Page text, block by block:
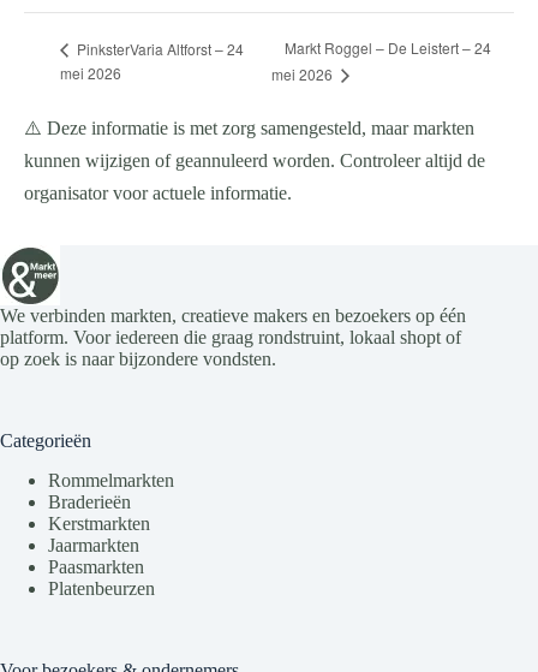
PinksterVaria Altforst – 24
mei 2026
Markt Roggel – De Leistert – 24
mei 2026
⚠️ Deze informatie is met zorg samengesteld, maar markten
kunnen wijzigen of geannuleerd worden. Controleer altijd de
organisator voor actuele informatie.
We verbinden markten, creatieve makers en bezoekers op één
platform. Voor iedereen die graag rondstruint, lokaal shopt of
op zoek is naar bijzondere vondsten.
Categorieën
Rommelmarkten
Braderieën
Kerstmarkten
Jaarmarkten
Paasmarkten
Platenbeurzen